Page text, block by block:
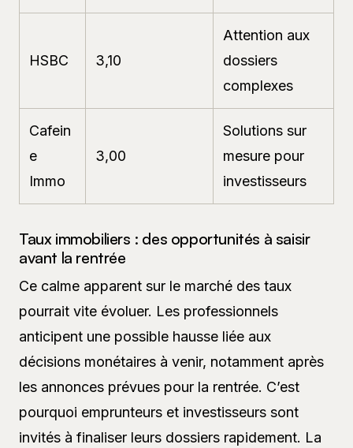
HSBC 3,10
Attention aux
dossiers
complexes
Cafein
e
Immo
3,00
Solutions sur
mesure pour
investisseurs
Taux immobiliers : des opportunités à saisir
avant la rentrée
Ce calme apparent sur le marché des taux
pourrait vite évoluer. Les professionnels
anticipent une possible hausse liée aux
décisions monétaires à venir, notamment après
les annonces prévues pour la rentrée. C’est
pourquoi emprunteurs et investisseurs sont
invités à finaliser leurs dossiers rapidement. La